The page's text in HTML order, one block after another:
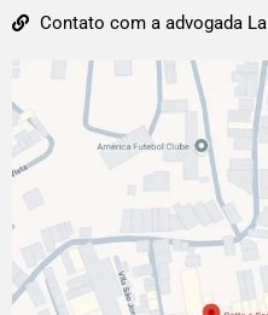
Contato com a advogada